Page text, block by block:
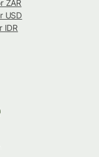
ZAR
USD
IDR